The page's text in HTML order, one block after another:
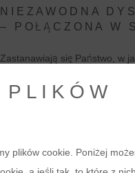
NIEZAWODNA
– POŁĄCZONA W
Zastanawiają się Państwo, w
marki dla fanów Państwa
również kompleksowe
źródła: od założenia lub
wykorzystaniem
zarządzanie zwrotami.
plików cookie. Poniżej